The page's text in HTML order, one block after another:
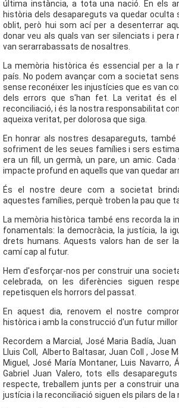
última instància, a tota una nació. En els
història dels desapareguts va quedar oculta
oblit, però hui som ací per a desenterrar
donar veu als quals van ser silenciats i pera
van serarrabassats de nosaltres.
La memòria històrica és essencial per a la
país. No podem avançar com a societat
sense reconéixer les injustícies que es van
dels errors que s'han fet. La veritat és
reconciliació, i és la nostra responsabilitat
aqueixa veritat, per dolorosa que siga.
En honrar als nostres desapareguts,
sofriment de les seues famílies i sers
era un fill, un germà, un pare, un amic.
impacte profund en aquells que van quedar
És el nostre deure com a societat
aquestes famílies, perquè troben la pau que
La memòria històrica també ens recorda la
fonamentals: la democràcia, la justícia, la
drets humans. Aquests valors han de ser
camí cap al futur.
Hem d'esforçar-nos per construir una
celebrada, on les diferències siguen
repetisquen els horrors del passat.
En aquest dia, renovem el nostre
històrica i amb la construcció d'un futur millor
Recordem a Marcial, José Maria Badía,
Lluis Coll, Alberto Baltasar, Juan Coll , Jose
Miguel, José María Montaner, Luis Navarro,
Gabriel Juan Valero, tots ells
respecte, treballem junts per a construir
justícia i la reconciliació siguen els pilars de